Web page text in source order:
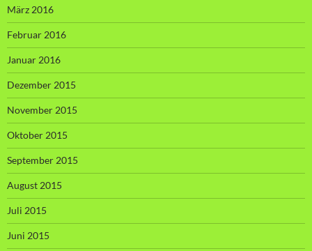
März 2016
Februar 2016
Januar 2016
Dezember 2015
November 2015
Oktober 2015
September 2015
August 2015
Juli 2015
Juni 2015